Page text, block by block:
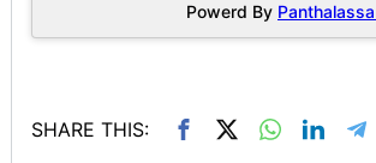
Powerd By
SHARE THIS: